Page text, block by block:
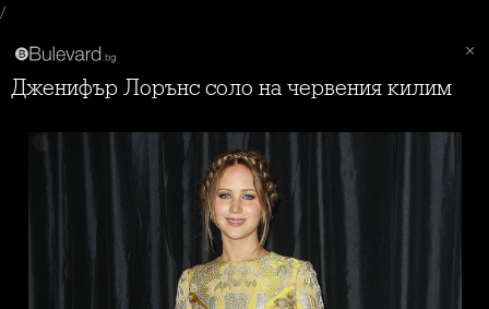
/
Дженифър Лорънс соло на червения килим